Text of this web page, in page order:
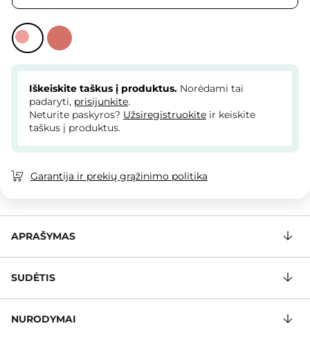
Iškeiskite taškus į produktus. Norėdami tai
padaryti, prisijunkite.
Neturite paskyros? Užsiregistruokite ir keiskite
taškus į produktus.
Garantija ir prekių grąžinimo politika
APRAŠYMAS
SUDĖTIS
NURODYMAI